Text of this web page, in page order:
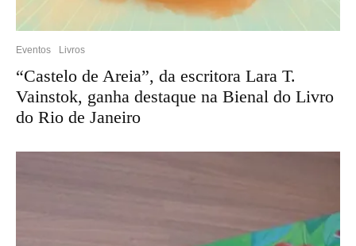
Eventos Livros
“Castelo de Areia”, da escritora Lara T.
Vainstok, ganha destaque na Bienal do Livro
do Rio de Janeiro